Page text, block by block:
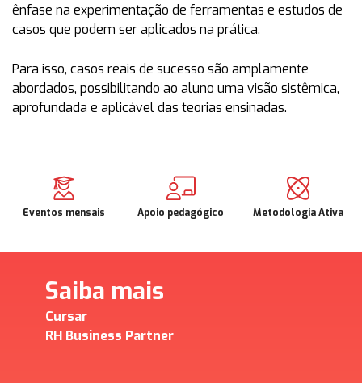
ênfase na experimentação de ferramentas e estudos de
casos que podem ser aplicados na prática.
Para isso, casos reais de sucesso são amplamente
abordados, possibilitando ao aluno uma visão sistêmica,
aprofundada e aplicável das teorias ensinadas.
Eventos mensais Apoio pedagógico Metodologia Ativa
Saiba mais
Cursar
RH Business Partner